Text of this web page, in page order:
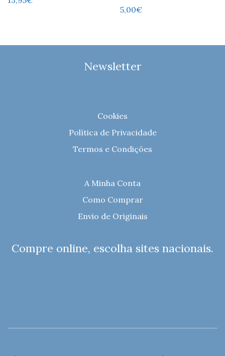
5,00€
Newsletter
Cookies
Política de Privacidade
Termos e Condições
A Minha Conta
Como Comprar
Envio de Originais
Compre online, escolha sites nacionais.